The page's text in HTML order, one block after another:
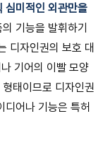
심미적인 외관만을
기능을 발휘하기
디자인권의 보호 대
기어의 이빨 모양
태이므로 디자인권
디어나 기능은 특허